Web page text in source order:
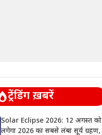
ट्रेंडिंग ख़बरें
Solar Eclipse 2026: 12 अगस्त को
लगेगा 2026 का सबसे लंबा सूर्य ग्रहण,